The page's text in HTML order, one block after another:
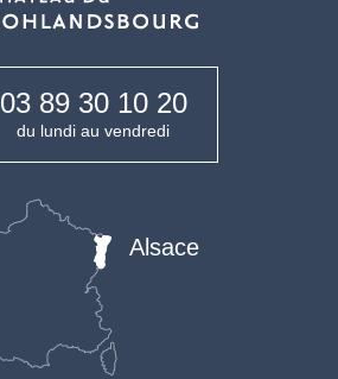
03 89 30 10 20
du lundi au vendredi
Alsace